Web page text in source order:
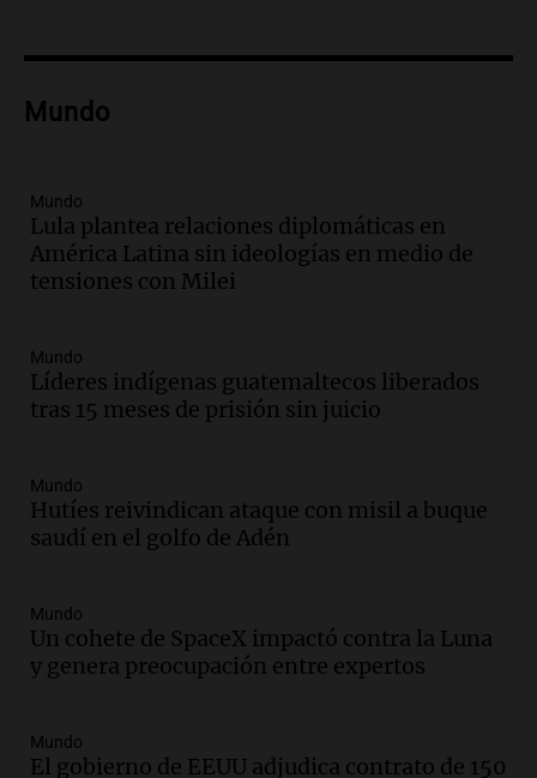
Audio.Lanzamiento del Tigo 7 CSH: el
al mercado argentino
Audio.
Mundial de Natación de Invierno con
récords y atletas de 20 países
Amamos Argentina
Audio.
accidente fatal en San Luis dejó tres
jóvenes muertos y un herido grave
Audio.
marcha atrás en la Ley de Tierras:
“Frenamos un saqueo de recursos”
Episodios
Audio. Ahyre estuvo en el Estudio
Federal Sancor Seguros y adelantó su
Episodios
Mundo
Mundo
Lula plantea relaciones diplomáticas en
América Latina sin ideologías en medio de
tensiones con Milei
Mundo
Líderes indígenas guatemaltecos liberados
tras 15 meses de prisión sin juicio
Mundo
Hutíes reivindican ataque con misil a buque
saudí en el golfo de Adén
Mundo
Un cohete de SpaceX impactó contra la Luna
y genera preocupación entre expertos
Mundo
El gobierno de EEUU adjudica contrato de 150